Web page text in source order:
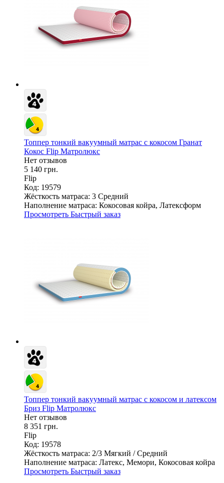
Топпер тонкий вакуумный матрас с кокосом Гранат
Кокос Flip Матролюкс
Нет отзывов
5 140 грн.
Flip
Код: 19579
Жёсткость матраса: 3 Средний
Наполнение матраса: Кокосовая койра, Латексформ
Просмотреть Быстрый заказ
Топпер тонкий вакуумный матрас с кокосом и латексом
Бриз Flip Матролюкс
Нет отзывов
8 351 грн.
Flip
Код: 19578
Жёсткость матраса: 2/3 Мягкий / Средний
Наполнение матраса: Латекс, Мемори, Кокосовая койра
Просмотреть Быстрый заказ